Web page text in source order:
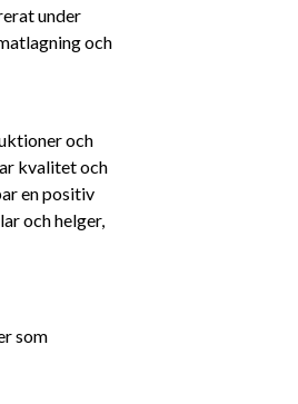
under
och
och
kvalitet och
en positiv
och helger,
som